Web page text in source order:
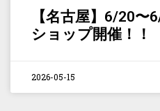
【名古屋】6/20
ショップ開催！！
2026-05-15